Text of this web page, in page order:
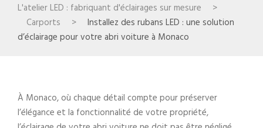
L'atelier LED : fabriquant d'éclairages sur mesure
>
Carports
>
Installez des rubans LED : une solution
d’éclairage pour votre abri voiture à Monaco
À Monaco, où chaque détail compte pour préserver
l’élégance et la fonctionnalité de votre propriété,